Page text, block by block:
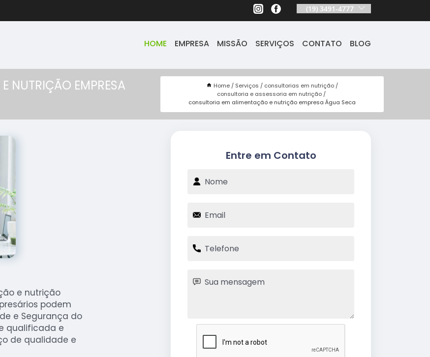
(19) 3491-4777
HOME EMPRESA MISSÃO SERVIÇOS CONTATO BLOG
NUTRIÇÃO EMPRESA
Home Serviços
consultorias em nutrição
consultoria e assessoria em nutrição
consultoria em alimentação e nutrição empresa Água Seca
e nutrição
podem
e Segurança do
qualificada e
de qualidade e
Entre em Contato